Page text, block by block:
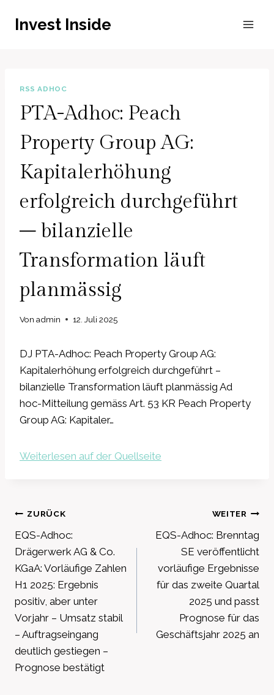
InhaltInvest Inside
RSS ADHOC
PTA-Adhoc: Peach
Property Group AG:
Kapitalerhöhung
erfolgreich durchgeführt
– bilanzielle
Transformation läuft
planmässig
Von admin 12. Juli 2025
DJ PTA-Adhoc: Peach Property Group AG:
Kapitalerhöhung erfolgreich durchgeführt –
bilanzielle Transformation läuft planmässig Ad
hoc-Mitteilung gemäss Art. 53 KR Peach Property
Group AG: Kapitaler…
Weiterlesen auf der Quellseite
Beitragsnavigation
ZURÜCK
EQS-Adhoc:
Drägerwerk AG & Co.
KGaA: Vorläufige Zahlen
H1 2025: Ergebnis
positiv, aber unter
Vorjahr – Umsatz stabil
– Auftragseingang
deutlich gestiegen –
Prognose bestätigt
WEITER
EQS-Adhoc: Brenntag
SE veröffentlicht
vorläufige Ergebnisse
für das zweite Quartal
2025 und passt
Prognose für das
Geschäftsjahr 2025 an